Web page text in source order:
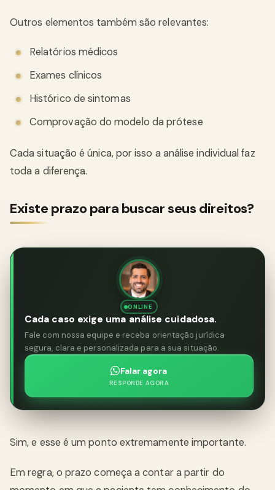
Outros elementos também são relevantes:
Relatórios médicos
Exames clínicos
Histórico de sintomas
Comprovação do modelo da prótese
Cada situação é única, por isso a análise individual faz
toda a diferença.
Existe prazo para buscar seus direitos?
ONLINE
Cada caso exige uma análise cuidadosa.
Fale com nossa equipe e receba orientação jurídica
segura, clara e personalizada para a sua situação.
Falar agora
RESPONDE AGORA
Sim, e esse é um ponto extremamente importante.
Em regra, o prazo começa a contar a partir do